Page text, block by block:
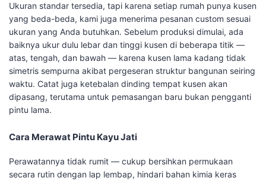
Ukuran standar tersedia, tapi karena setiap rumah punya kusen
yang beda-beda, kami juga menerima pesanan custom sesuai
ukuran yang Anda butuhkan. Sebelum produksi dimulai, ada
baiknya ukur dulu lebar dan tinggi kusen di beberapa titik —
atas, tengah, dan bawah — karena kusen lama kadang tidak
simetris sempurna akibat pergeseran struktur bangunan seiring
waktu. Catat juga ketebalan dinding tempat kusen akan
dipasang, terutama untuk pemasangan baru bukan pengganti
pintu lama.
Cara Merawat Pintu Kayu Jati
Perawatannya tidak rumit — cukup bersihkan permukaan
secara rutin dengan lap lembap, hindari bahan kimia keras